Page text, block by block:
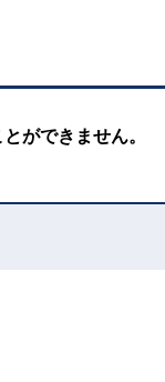
ができません。